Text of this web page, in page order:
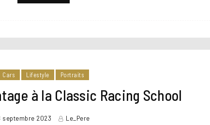
Cars Lifestyle Portraits
à la Classic Racing School
septembre 2023 Le_Pere